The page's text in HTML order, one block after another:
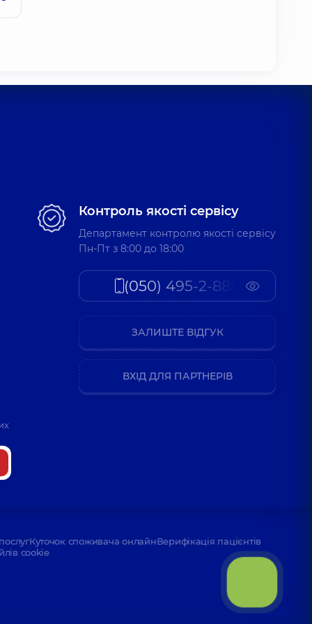
Контроль якості сервісу
Департамент контролю якості сервісу
Пн-Пт з 8:00 до 18:00
(050) 495-2-888
ЗАЛИШТЕ ВІДГУК
ВХІД ДЛЯ ПАРТНЕРІВ
Куточок споживача онлайнВерифікація пацієнтів
cookie